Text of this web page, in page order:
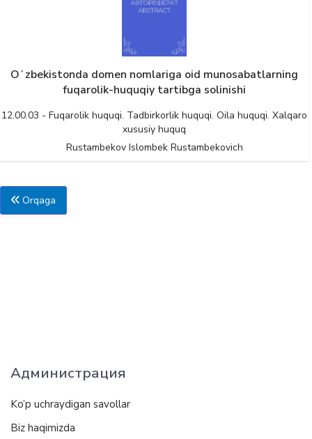
Oʻzbekistonda domen nomlariga oid munosabatlarning
fuqarolik-huquqiy tartibga solinishi
12.00.03 - Fuqarolik huquqi. Tadbirkorlik huquqi. Oila huquqi. Xalqaro
xususiy huquq
Rustambekov Islombek Rustambekovich
Orqaga
Администрация
Ko’p uchraydigan savollar
Biz haqimizda